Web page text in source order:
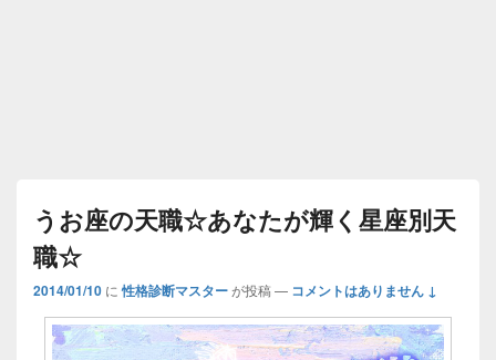
うお座の天職☆あなたが輝く星座別天
職☆
2014/01/10 に 性格診断マスターが投稿 — コメントはありません ↓